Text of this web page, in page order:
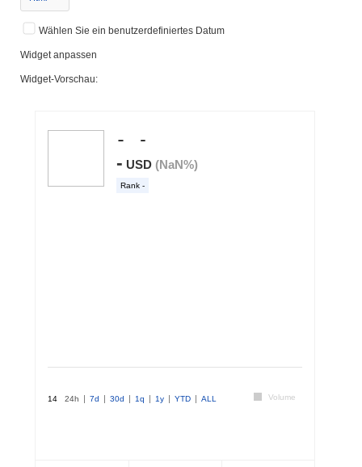
Wählen Sie ein benutzerdefiniertes Datum
Widget anpassen
Widget-Vorschau: